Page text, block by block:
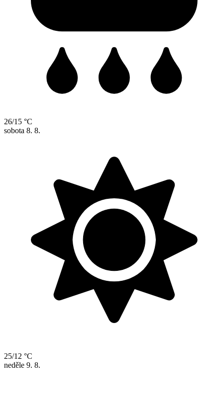
26/15 °C
sobota 8. 8.
25/12 °C
neděle 9. 8.